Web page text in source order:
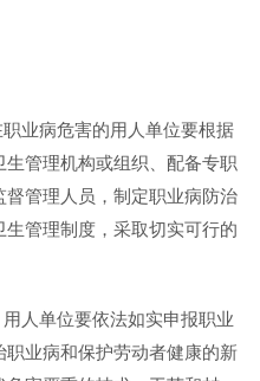
业病危害的用人单位要根据
管理机构或组织、配备专职
管理人员，制定职业病防治
管理制度，采取切实可行的
人单位要依法如实申报职业
业病和保护劳动者健康的新